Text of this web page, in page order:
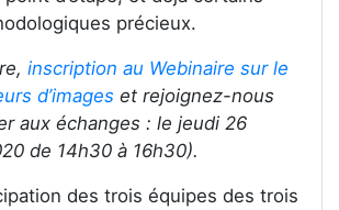
précieux.
inscription au Webinaire sur le
d’images et rejoignez-nous
aux échanges : le jeudi 26
de 14h30 à 16h30).
des trois équipes des trois